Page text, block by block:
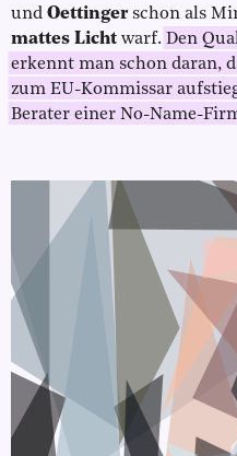
und Oettingerschon als
mattes Licht warf. Den
erkennt man schon daran,
zum EU-Kommissar
Berater einer No-Name-